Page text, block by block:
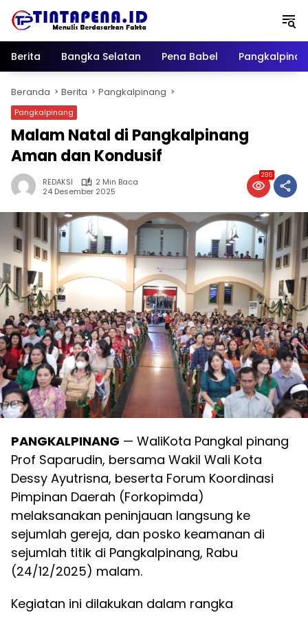
Berita
Bangka Selatan Pena Babel
Beranda Berita Pangkalpinang
Pangkalpinang
Malam Natal di Pangkalpinang
Aman dan Kondusif
REDAKSI
2 Min Baca
24 Desember 2025
286
PANGKALPINANG — WaliKota Pangkal pinang
Prof Saparudin, bersama Wakil Wali Kota
Dessy Ayutrisna, beserta Forum Koordinasi
Pimpinan Daerah (Forkopimda)
melaksanakan peninjauan langsung ke
sejumlah gereja, dan posko keamanan di
sejumlah titik di Pangkalpinang, Rabu
(24/12/2025) malam.
Kegiatan ini dilakukan dalam rangka